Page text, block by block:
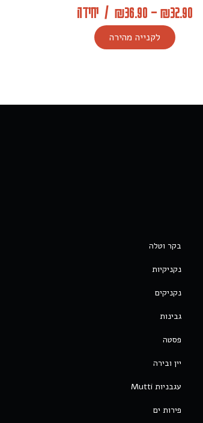
₪32.90
–
₪36.90
/ יחידה
לקנייה מהירה
בקר וטלה
נקניקיות
נקניקים
גבינות
פסטה
יין ובירה
עגבניות Mutti
פירות ים